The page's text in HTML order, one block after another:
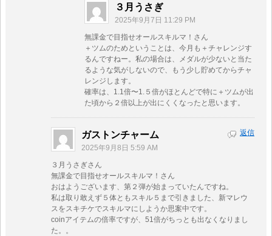
３月うさぎ
2025年9月7日 11:29 PM
無課金で目指せオールスキルマ！さん
＋ツムのためということは、今月も＋チャレンジす
るんですねー。私の場合は、メダルが少ないと当た
るような気がしないので、もう少し貯めてからチャ
レンジします。
確率は、1.1倍〜1.５倍がほとんどで特に＋ツムが出
た頃から２倍以上が出にくくなったと思います。
ガストンチャーム
2025年9月8日 5:59 AM
３月うさぎさん
無課金で目指せオールスキルマ！さん
おはようございます、第２弾が始まっていたんですね。
私は取り敢えず５体ともスキル５まで引きました、新マレウ
スをスキチケでスキルマにしようか思案中です。
coinアイテムの倍率ですが、51倍がちっとも出なくなりまし
た。。
返信